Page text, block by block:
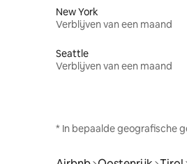
New York
Verblijven van een maand
Seattle
Verblijven van een maand
* In bepaalde geografische